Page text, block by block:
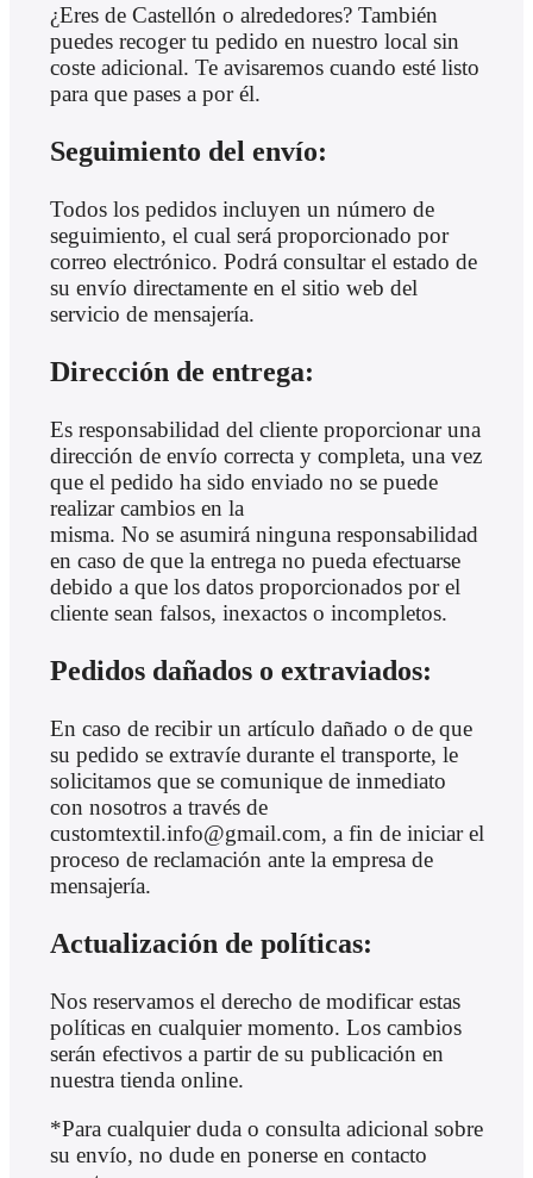
¿Eres de Castellón o alrededores? También
puedes recoger tu pedido en nuestro local sin
coste adicional. Te avisaremos cuando esté listo
para que pases a por él.
Seguimiento del envío:
Todos los pedidos incluyen un número de
seguimiento, el cual será proporcionado por
correo electrónico. Podrá consultar el estado de
su envío directamente en el sitio web del
servicio de mensajería.
Dirección de entrega:
Es responsabilidad del cliente proporcionar una
dirección de envío correcta y completa, una vez
que el pedido ha sido enviado no se puede
realizar cambios en la
misma. No se asumirá ninguna responsabilidad
en caso de que la entrega no pueda efectuarse
debido a que los datos proporcionados por el
cliente sean falsos, inexactos o incompletos.
Pedidos dañados o extraviados:
En caso de recibir un artículo dañado o de que
su pedido se extravíe durante el transporte, le
solicitamos que se comunique de inmediato
con nosotros a través de
customtextil.info@gmail.com, a fin de iniciar el
proceso de reclamación ante la empresa de
mensajería.
Actualización de políticas:
Nos reservamos el derecho de modificar estas
políticas en cualquier momento. Los cambios
serán efectivos a partir de su publicación en
nuestra tienda online.
*Para cualquier duda o consulta adicional sobre
su envío, no dude en ponerse en contacto